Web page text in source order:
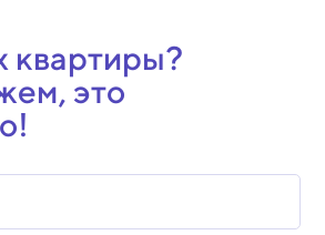
квартиры?
это